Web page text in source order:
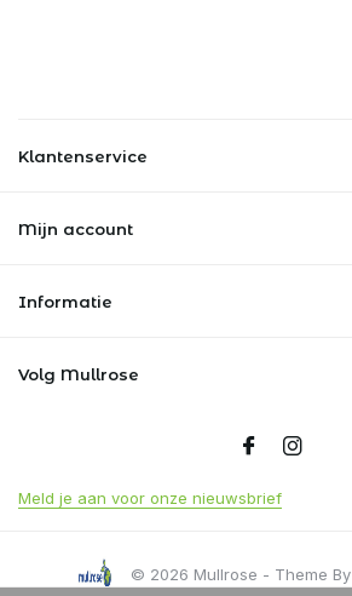
Klantenservice
Mijn account
Informatie
Volg Mullrose
Meld je aan voor onze nieuwsbrief
© 2026 Mullrose - Theme By